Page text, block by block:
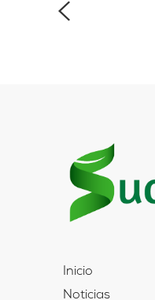
Inicio
Noticias